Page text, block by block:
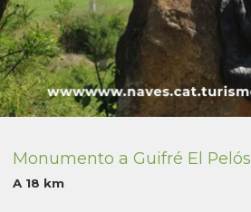
Monumento a Guifré El Pelós
A 18 km